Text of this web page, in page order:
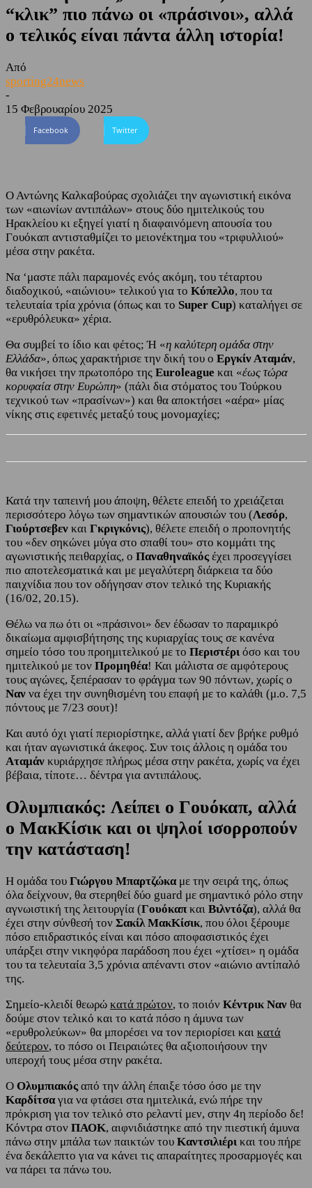
“κλικ” πιο πάνω οι «πράσινοι», αλλά
ο τελικός είναι πάντα άλλη ιστορία!
Από
sporting24news
-
15 Φεβρουαρίου 2025
Facebook Twitter
Ο Αντώνης Καλκαβούρας σχολιάζει την αγωνιστική εικόνα
των «αιωνίων αντιπάλων» στους δύο ημιτελικούς του
Ηρακλείου κι εξηγεί γιατί η διαφαινόμενη απουσία του
Γουόκαπ αντισταθμίζει το μειονέκτημα του «τριφυλλιού»
μέσα στην ρακέτα.
Να ‘μαστε πάλι παραμονές ενός ακόμη, του τέταρτου
διαδοχικού, «αιώνιου» τελικού για το Κύπελλο, που τα
τελευταία τρία χρόνια (όπως και το Super Cup) καταλήγει σε
«ερυθρόλευκα» χέρια.
Θα συμβεί το ίδιο και φέτος; Ή «η καλύτερη ομάδα στην
Ελλάδα», όπως χαρακτήρισε την δική του ο Εργκίν Αταμάν,
θα νικήσει την πρωτοπόρο της Euroleague και «έως τώρα
κορυφαία στην Ευρώπη» (πάλι δια στόματος του Τούρκου
τεχνικού των «πρασίνων») και θα αποκτήσει «αέρα» μίας
νίκης στις εφετινές μεταξύ τους μονομαχίες;
Κατά την ταπεινή μου άποψη, θέλετε επειδή το χρειάζεται
περισσότερο λόγω των σημαντικών απουσιών του (Λεσόρ,
Γιούρτσεβεν και Γκριγκόνις), θέλετε επειδή ο προπονητής
του «δεν σηκώνει μύγα στο σπαθί του» στο κομμάτι της
αγωνιστικής πειθαρχίας, ο Παναθηναϊκός έχει προσεγγίσει
πιο αποτελεσματικά και με μεγαλύτερη διάρκεια τα δύο
παιχνίδια που τον οδήγησαν στον τελικό της Κυριακής
(16/02, 20.15).
Θέλω να πω ότι οι «πράσινοι» δεν έδωσαν το παραμικρό
δικαίωμα αμφισβήτησης της κυριαρχίας τους σε κανένα
σημείο τόσο του προημιτελικού με το Περιστέρι όσο και του
ημιτελικού με τον Προμηθέα! Και μάλιστα σε αμφότερους
τους αγώνες, ξεπέρασαν το φράγμα των 90 πόντων, χωρίς ο
Ναν να έχει την συνηθισμένη του επαφή με το καλάθι (μ.ο. 7,5
πόντους με 7/23 σουτ)!
Και αυτό όχι γιατί περιορίστηκε, αλλά γιατί δεν βρήκε ρυθμό
και ήταν αγωνιστικά άκεφος. Συν τοις άλλοις η ομάδα του
Αταμάν κυριάρχησε πλήρως μέσα στην ρακέτα, χωρίς να έχει
βέβαια, τίποτε… δέντρα για αντιπάλους.
Ολυμπιακός: Λείπει ο Γουόκαπ, αλλά
ο ΜακΚίσικ και οι ψηλοί ισορροπούν
την κατάσταση!
Η ομάδα του Γιώργου Μπαρτζώκαμε την σειρά της, όπως
όλα δείχνουν, θα στερηθεί δύο guard με σημαντικό ρόλο στην
αγνωιστική της λειτουργία (Γουόκαπ και Βιλντόζα), αλλά θα
έχει στην σύνθεσή τον Σακίλ ΜακΚίσικ, που όλοι ξέρουμε
πόσο επιδραστικός είναι και πόσο αποφασιστικός έχει
υπάρξει στην νικηφόρα παράδοση που έχει «χτίσει» η ομάδα
του τα τελευταία 3,5 χρόνια απέναντι στον «αιώνιο αντίπαλό
της.
Σημείο-κλειδί θεωρώ κατά πρώτον, το ποιόν Κέντρικ Ναν θα
δούμε στον τελικό και το κατά πόσο η άμυνα των
«ερυθρολεύκων» θα μπορέσει να τον περιορίσει και κατά
δεύτερον, το πόσο οι Πειραιώτες θα αξιοποιήσουν την
υπεροχή τους μέσα στην ρακέτα.
Ο Ολυμπιακός από την άλλη έπαιξε τόσο όσο με την
Καρδίτσαγια να φτάσει στα ημιτελικά, ενώ πήρε την
πρόκριση για τον τελικό στο ρελαντί μεν, στην 4η περίοδο δε!
Κόντρα στον ΠΑΟΚ, αιφνιδιάστηκε από την πιεστική άμυνα
πάνω στην μπάλα των παικτών του Καντσιλιέρι και του πήρε
ένα δεκάλεπτο για να κάνει τις απαραίτητες προσαρμογές και
να πάρει τα πάνω του.